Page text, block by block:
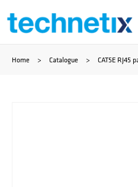
Zum
springen
Home > Catalogue > CAT5E RJ45